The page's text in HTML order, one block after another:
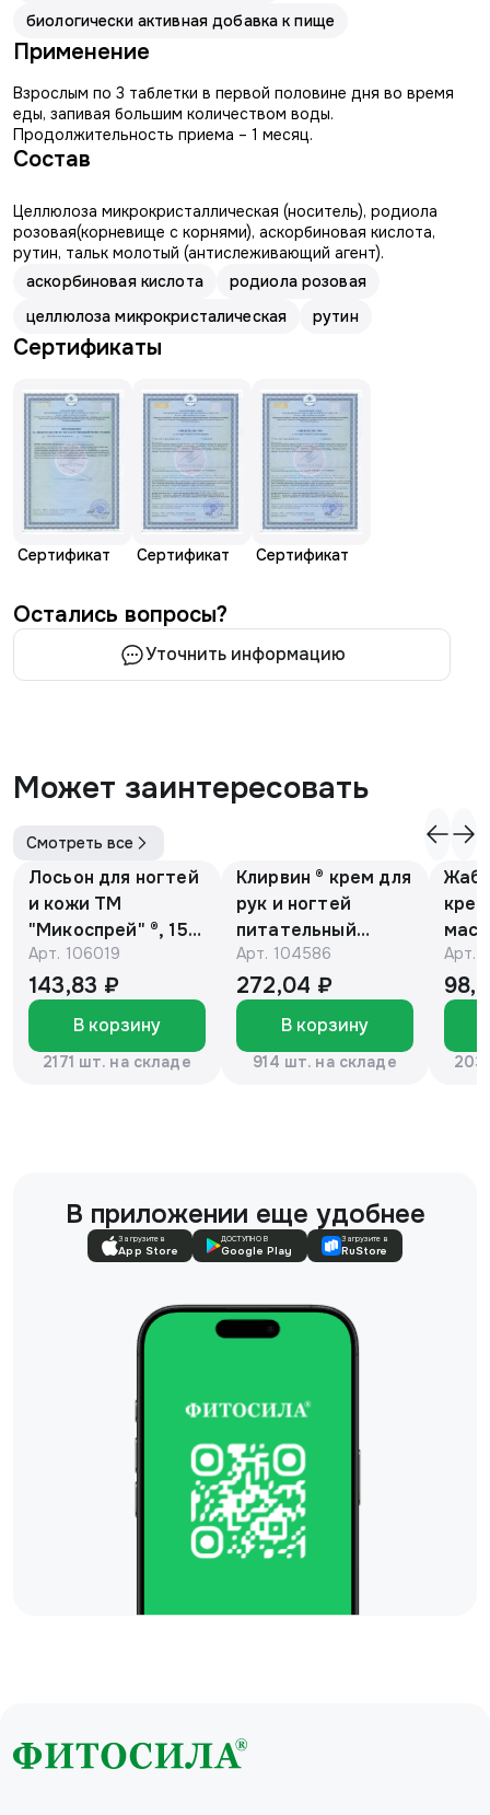
биологически активная добавка к пище
Применение
Взрослым по 3 таблетки в первой половине дня во время
еды, запивая большим количеством воды.
Продолжительность приема – 1 месяц.
Состав
Целлюлоза микрокристаллическая (носитель), родиола
розовая(корневище с корнями), аскорбиновая кислота,
рутин, тальк молотый (антислеживающий агент).
аскорбиновая кислота
родиола розовая
целлюлоза микрокристалическая
рутин
Сертификаты
Сертификат Сертификат Сертификат
Остались вопросы?
Уточнить информацию
Может заинтересовать
Смотреть все
Лосьон для ногтей
и кожи ТМ
"Микоспрей" ®, 15
мл
Арт. 106019
143,83 ₽
В корзину
2171 шт. на складе
Клирвин ® крем для
рук и ногтей
питательный
против
гиперпигментации
для осветления
кожи 75 г
Арт. 104586
272,04 ₽
В корзину
914 шт. на складе
Арт.
В приложении еще удобнее
Загрузите в
App Store
ДОСТУПНО В
Google Play
Загрузите в
RuStore